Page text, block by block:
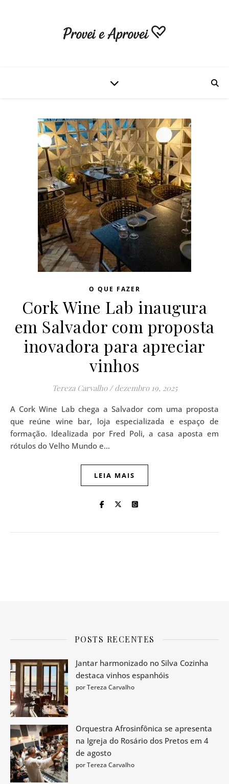
O QUE FAZER
Cork Wine Lab inaugura
em Salvador com proposta
inovadora para apreciar
vinhos
Tereza Carvalho / dezembro 19, 2025
A Cork Wine Lab chega a Salvador com uma proposta
que reúne wine bar, loja especializada e espaço de
formação. Idealizada por Fred Poli, a casa aposta em
rótulos do Velho Mundo e…
LEIA MAIS
POSTS RECENTES
Jantar harmonizado no Silva Cozinha
destaca vinhos espanhóis
por Tereza Carvalho
Orquestra Afrosinfônica se apresenta
na Igreja do Rosário dos Pretos em 4
de agosto
por Tereza Carvalho